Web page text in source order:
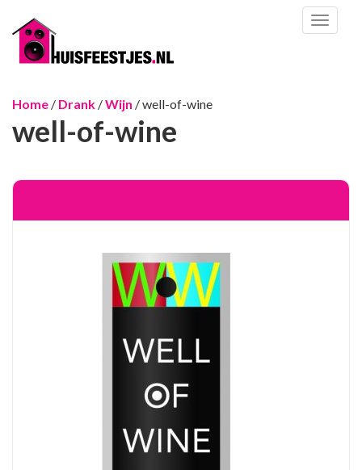
Toggle
Home / Drank /Wijn / well-of-wine
well-of-wine